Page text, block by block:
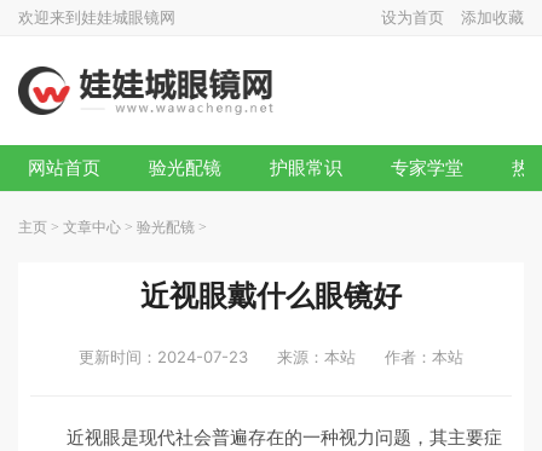
欢迎来到娃娃城眼镜网 设为首页 添加收藏
网站首页 验光配镜 护眼常识 专家学堂 热
主页 > 文章中心 > 验光配镜 >
近视眼戴什么眼镜好
更新时间：2024-07-23 来源：本站 作者：本站
近视眼是现代社会普遍存在的一种视力问题，其主要症